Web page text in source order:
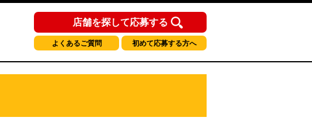
店舗を探して応募する
よくあるご質問 初めて応募する方へ